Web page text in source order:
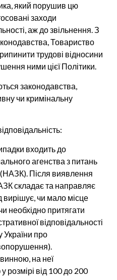
який порушив цю
заходи
аж до звільнення. З
Товариство
трудові відносини
ними цієї Політики.
законодавства,
чи кримінальну
входить до
агенства з питань
(НАЗК). Після виявлення
складає та направляє
вирішує, чи мало місце
необхідно притягати
відповідальності
України про
на неї
розмірі від 100 до 200